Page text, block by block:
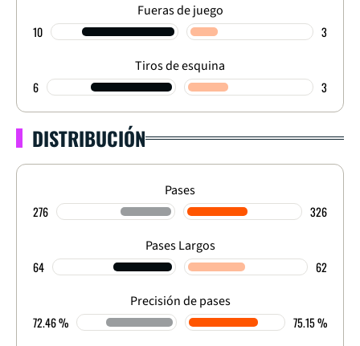
Fueras de juego
10 3
Tiros de esquina
6 3
DISTRIBUCIÓN
Pases
276 326
Pases Largos
64 62
Precisión de pases
72.46 % 75.15 %